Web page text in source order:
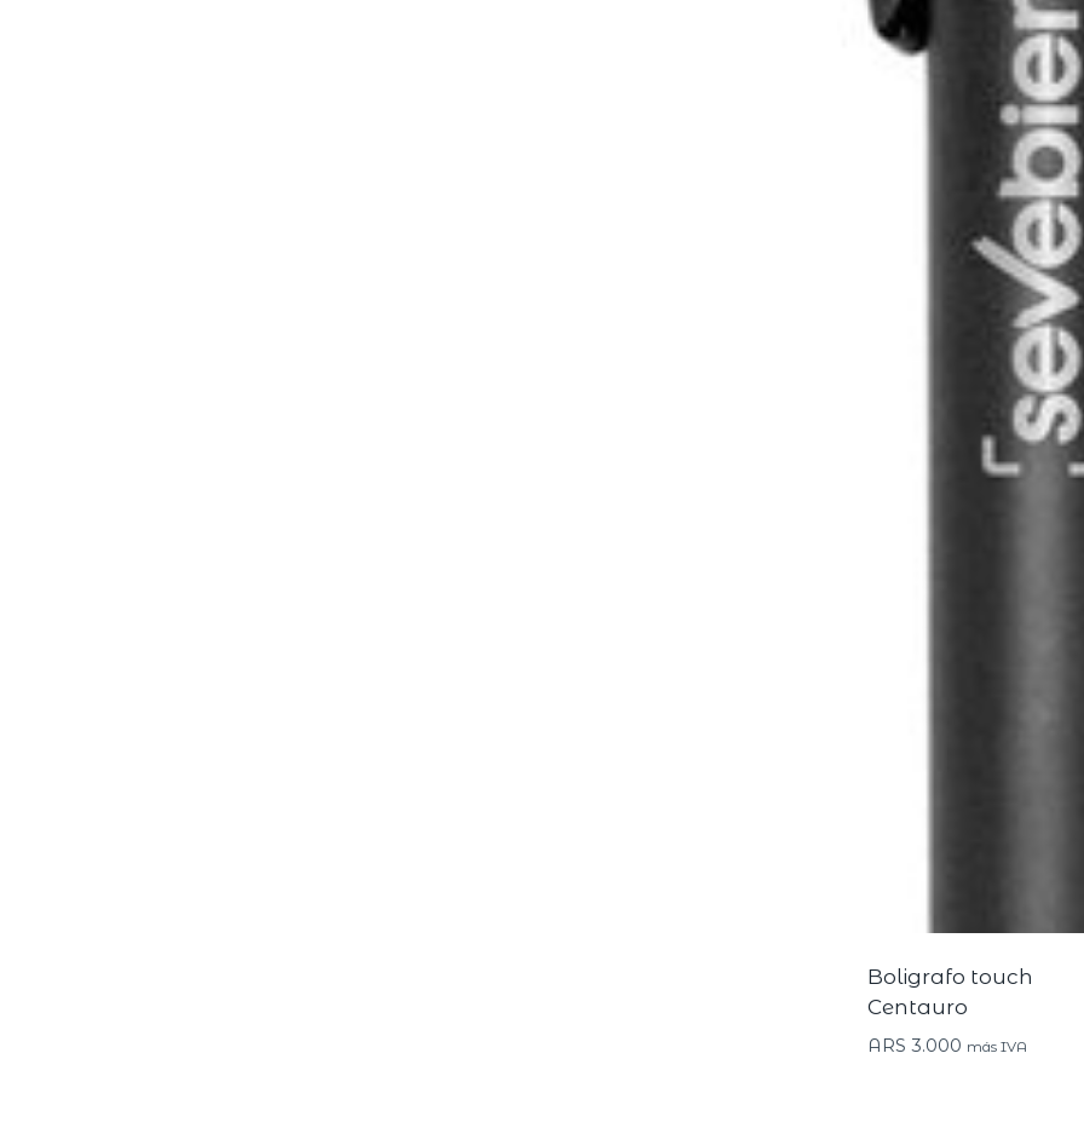
Boligrafo touch
Centauro
ARS 3.000 más IVA